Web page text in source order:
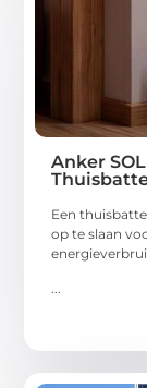
Anker
Een
op te slaan
...